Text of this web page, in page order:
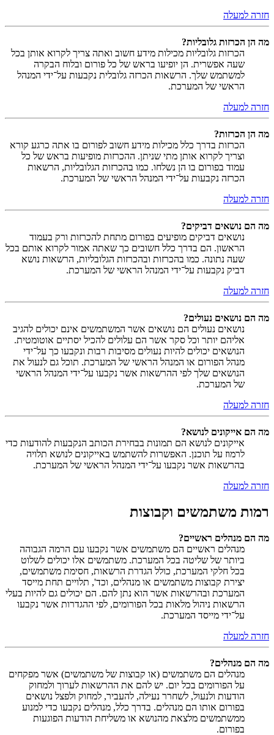
חזרה למעלה
מה הן הכרזות גלובליות?
הכרזות גלובליות מכילות מידע חשוב ואתה צריך לקרוא אותן בכל
שעה אפשרית. הן יופיעו בראש של כל פורום ובלוח הבקרה
למשתמש שלך. הרשאות הכרזה גלובלית נקבעות על־ידי המנהל
הראשי של המערכת.
חזרה למעלה
מה הן הכרזות?
הכרזות בדרך כלל מכילות מידע חשוב לפורום בו אתה כרגע קורא
וצריך לקרוא אותן מתי שניתן. ההכרזות מופיעות בראש של כל
עמוד בפורום בו הן נשלחו. כמו בהכרזות הגלובליות, הרשאות
הכרזה נקבעות על־ידי המנהל הראשי של המערכת.
חזרה למעלה
מה הם נושאים דביקים?
נושאים דביקים מופיעים בפורום מתחת להכרזות ורק בעמוד
הראשון. הם בדרך כלל חשובים כך שאתה אמור לקרוא אותם בכל
שעה נתונה. כמו בהכרזות ובהכרזות הגלובליות, הרשאות נושא
דביק נקבעות על־ידי המנהל הראשי של המערכת.
חזרה למעלה
מה הם נושאים נעולים?
נושאים נעולים הם נושאים אשר המשתמשים אינם יכולים להגיב
אליהם יותר וכל סקר אשר הם עלולים להכיל יסתיים אוטומטית.
הנושאים יכולים להיות נעולים מסיבות רבות ונקבעו כך על־ידי
מנהל הפורום או המנהל הראשי של המערכת. תוכל גם לנעול את
הנושאים שלך לפי ההרשאות אשר נקבעו על־ידי המנהל הראשי
של המערכת.
חזרה למעלה
מה הם אייקונים לנושא?
אייקונים לנושא הם תמונות בבחירת הכותב הנקבעות להודעות כדי
לרמוז על תוכנן. האפשרות להשתמש באייקונים לנושא תלויה
בהרשאות אשר נקבעו על־ידי המנהל הראשי של המערכת.
חזרה למעלה
רמות משתמשים וקבוצות
מה הם מנהלים ראשיים?
מנהלים ראשיים הם משתמשים אשר נקבעו עם הרמה הגבוהה
ביותר של שליטה בכל המערכת. משתמשים אלו יכולים לשלוט
בכל חלקי המערכת, כולל הגדרת הרשאות, חסימת משתמשים,
יצירת קבוצות משתמשים או מנהלים, וכד', תלויים תחת מייסד
המערכת ובהרשאות אשר הוא נתן להם. הם יכולים גם להיות בעלי
הרשאות ניהול מלאות בכל הפורומים, לפי ההגדרות אשר נקבעו
על־ידי מייסד המערכת.
חזרה למעלה
מה הם מנהלים?
מנהלים הם משתמשים (או קבוצות של משתמשים) אשר מפקחים
על הפורומים בכל יום. יש להם את ההרשאות לערוך ולמחוק
הודעות ולנעול, לשחרר נעילה, להעביר, למחוק ולפצל נושאים
בפורום אותו הם מנהלים. בדרך כלל, מנהלים נקבעו כדי למנוע
ממשתמשים מלצאת מהנושא או משליחת הודעות הפוגעות
בפורום.